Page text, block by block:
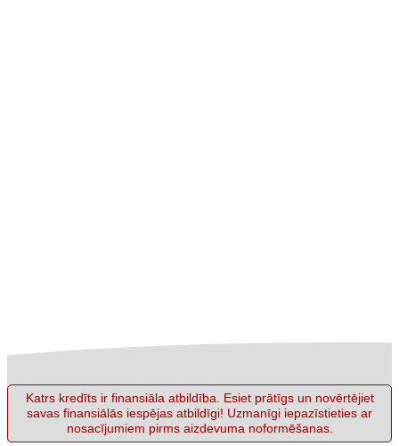
Katrs kredīts ir finansiāla atbildība. Esiet prātīgs un novērtējiet
savas finansiālās iespējas atbildīgi! Uzmanīgi iepazīstieties ar
nosacījumiem pirms aizdevuma noformēšanas.